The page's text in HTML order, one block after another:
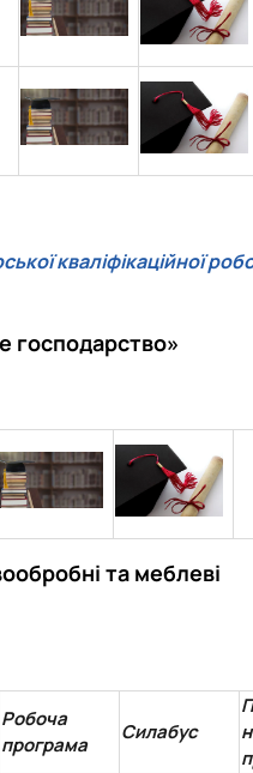
кваліфікаційної
господарство»
та меблеві
Робоча
програма
Силабус